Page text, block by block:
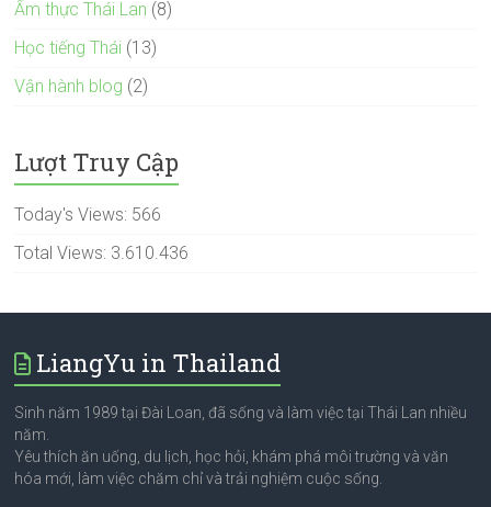
Ẩm thực Thái Lan (8)
Học tiếng Thái (13)
Vận hành blog (2)
Lượt Truy Cập
Today's Views: 566
Total Views: 3.610.436
LiangYu in Thailand
Sinh năm 1989 tại Đài Loan, đã sống và làm việc tại Thái Lan nhiều
năm.
Yêu thích ăn uống, du lịch, học hỏi, khám phá môi trường và văn
hóa mới, làm việc chăm chỉ và trải nghiệm cuộc sống.